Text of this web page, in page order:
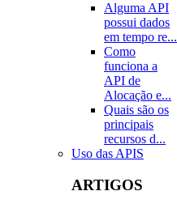
Alguma API
possui dados
em tempo re...
Como
funciona a
API de
Alocação e...
Quais são os
principais
recursos d...
Uso das APIS
ARTIGOS